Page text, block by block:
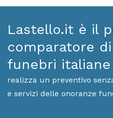
Lastello.it è il
comparatore
funebri italiane
realizza un preventivo
e servizi delle onoranze